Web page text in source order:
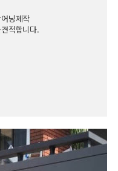
닝제작
적합니다.